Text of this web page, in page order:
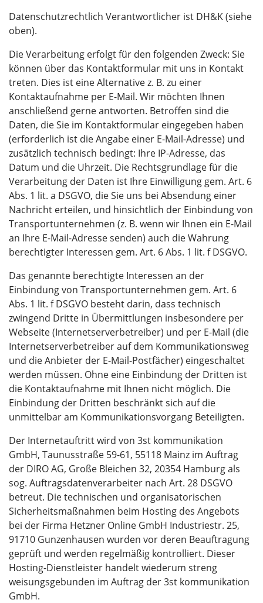
Datenschutzrechtlich Verantwortlicher ist DH&K (siehe
oben).
Die Verarbeitung erfolgt für den folgenden Zweck: Sie
können über das Kontaktformular mit uns in Kontakt
treten. Dies ist eine Alternative z. B. zu einer
Kontaktaufnahme per E-Mail. Wir möchten Ihnen
anschließend gerne antworten. Betroffen sind die
Daten, die Sie im Kontaktformular eingegeben haben
(erforderlich ist die Angabe einer E-Mail-Adresse) und
zusätzlich technisch bedingt: Ihre IP-Adresse, das
Datum und die Uhrzeit. Die Rechtsgrundlage für die
Verarbeitung der Daten ist Ihre Einwilligung gem. Art. 6
Abs. 1 lit. a DSGVO, die Sie uns bei Absendung einer
Nachricht erteilen, und hinsichtlich der Einbindung von
Transportunternehmen (z. B. wenn wir Ihnen ein E-Mail
an Ihre E-Mail-Adresse senden) auch die Wahrung
berechtigter Interessen gem. Art. 6 Abs. 1 lit. f DSGVO.
Das genannte berechtigte Interessen an der
Einbindung von Transportunternehmen gem. Art. 6
Abs. 1 lit. f DSGVO besteht darin, dass technisch
zwingend Dritte in Übermittlungen insbesondere per
Webseite (Internetserverbetreiber) und per E-Mail (die
Internetserverbetreiber auf dem Kommunikationsweg
und die Anbieter der E-Mail-Postfächer) eingeschaltet
werden müssen. Ohne eine Einbindung der Dritten ist
die Kontaktaufnahme mit Ihnen nicht möglich. Die
Einbindung der Dritten beschränkt sich auf die
unmittelbar am Kommunikationsvorgang Beteiligten.
Der Internetauftritt wird von 3st kommunikation
GmbH, Taunusstraße 59-61, 55118 Mainz im Auftrag
der DIRO AG, Große Bleichen 32, 20354 Hamburg als
sog. Auftragsdatenverarbeiter nach Art. 28 DSGVO
betreut. Die technischen und organisatorischen
Sicherheitsmaßnahmen beim Hosting des Angebots
bei der Firma Hetzner Online GmbH Industriestr. 25,
91710 Gunzenhausen wurden vor deren Beauftragung
geprüft und werden regelmäßig kontrolliert. Dieser
Hosting-Dienstleister handelt wiederum streng
weisungsgebunden im Auftrag der 3st kommunikation
GmbH.